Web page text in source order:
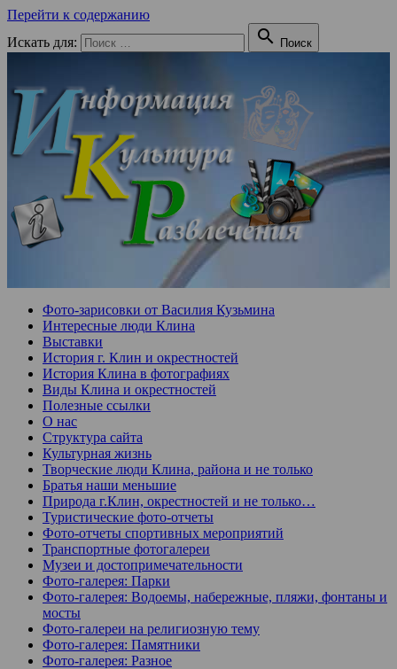
Перейти к содержанию
Искать для:
 Поиск
Фото-зарисовки от Василия Кузьмина
Интересные люди Клина
Выставки
История г. Клин и окрестностей
История Клина в фотографиях
Виды Клина и окрестностей
Полезные ссылки
О нас
Структура сайта
Культурная жизнь
Творческие люди Клина, района и не только
Братья наши меньшие
Природа г.Клин, окрестностей и не только…
Туристические фото-отчеты
Фото-отчеты спортивных мероприятий
Транспортные фотогалереи
Музеи и достопримечательности
Фото-галерея: Парки
Фото-галерея: Водоемы, набережные, пляжи, фонтаны и
мосты
Фото-галереи на религиозную тему
Фото-галерея: Памятники
Фото-галерея: Разное